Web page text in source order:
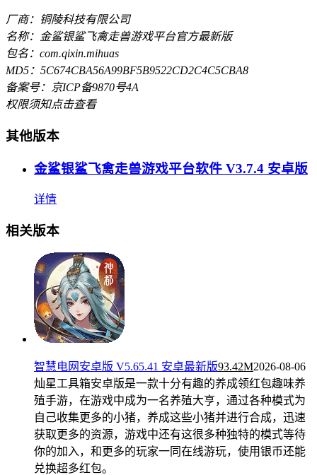
厂商：铜陵科技有限公司
名称：金鲨银鲨飞禽走兽游戏平台官方最新版
包名：com.qixin.mihuas
MD5：5C674CBA56A99BF5B9522CD2C4C5CBA8
备案号：京ICP备9870号4A
权限须知点击查看
其他版本
金鲨银鲨飞禽走兽游戏平台软件 V3.7.4 安卓版
详情
相关版本
智慧电网安卓版 V5.65.41 安卓最新版93.42M2026-08-06
灿星工具箱安卓版是一款十分有趣的养成领红包趣味养
殖手游，在游戏中成为一名养殖大亨，通过各种模式为
自己收集更多的小猪，养成这些小猪并进行合成，迅速
获取更多的资源，游戏中还有这很多种独特的模式等待
你的加入，和更多的玩家一同在线游玩，使用银币还能
兑换超多红包。